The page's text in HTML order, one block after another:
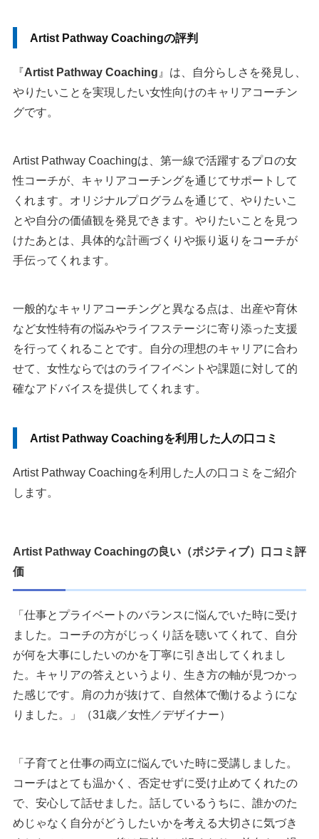
Artist Pathway Coachingの評判
『Artist Pathway Coaching 』は、自分らしさを発見し、
やりたいことを実現したい女性向けのキャリアコーチン
グです。
Artist Pathway Coachingは、第一線で活躍するプロの女
性コーチが、キャリアコーチングを通じてサポートして
くれます。オリジナルプログラムを通じて、やりたいこ
とや自分の価値観を発見できます。やりたいことを見つ
けたあとは、具体的な計画づくりや振り返りをコーチが
手伝ってくれます。
一般的なキャリアコーチングと異なる点は、出産や育休
など女性特有の悩みやライフステージに寄り添った支援
を行ってくれることです。自分の理想のキャリアに合わ
せて、女性ならではのライフイベントや課題に対して的
確なアドバイスを提供してくれます。
Artist Pathway Coachingを利用した人の口コミ
Artist Pathway Coachingを利用した人の口コミをご紹介
します。
Artist Pathway Coachingの良い（ポジティブ）口コミ評
価
「仕事とプライベートのバランスに悩んでいた時に受け
ました。コーチの方がじっくり話を聴いてくれて、自分
が何を大事にしたいのかを丁寧に引き出してくれまし
た。キャリアの答えというより、生き方の軸が見つかっ
た感じです。肩の力が抜けて、自然体で働けるようにな
りました。」（31歳／女性／デザイナー）
「子育てと仕事の両立に悩んでいた時に受講しました。
コーチはとても温かく、否定せずに受け止めてくれたの
で、安心して話せました。話しているうちに、誰かのた
めじゃなく自分がどうしたいかを考える大切さに気づき